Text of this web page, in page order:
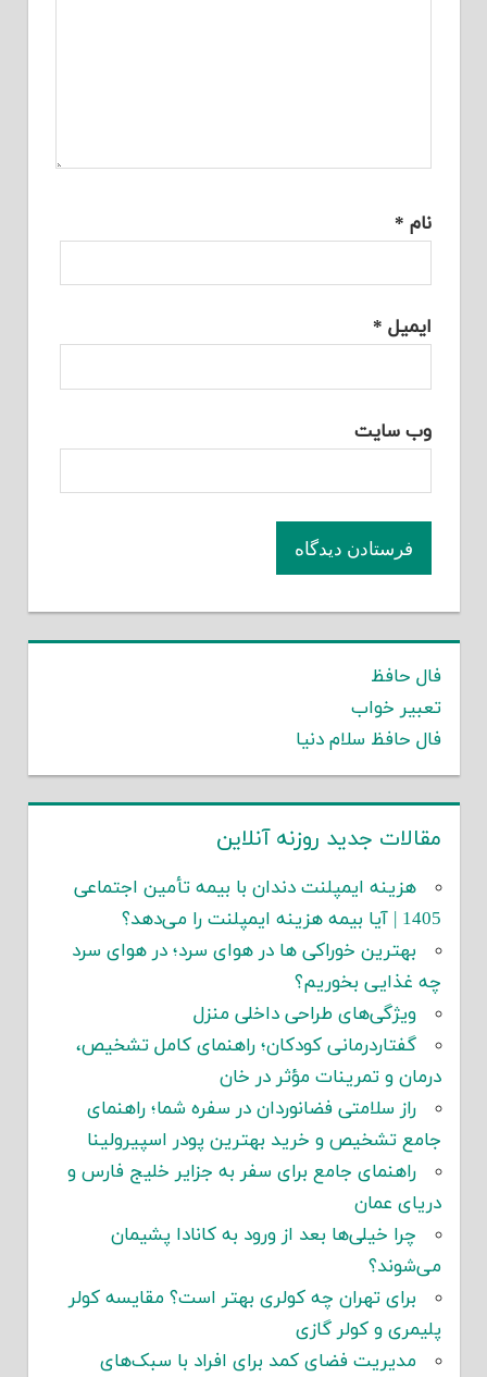
نام *
ایمیل *
وب‌ سایت
فال حافظ
تعبیر خواب
فال حافظ سلام دنیا
مقالات جدید روزنه آنلاین
هزینه ایمپلنت دندان با بیمه تأمین اجتماعی
1405 | آیا بیمه هزینه ایمپلنت را می‌دهد؟
بهترین خوراکی ها در هوای سرد؛ در هوای سرد
چه غذایی بخوریم؟
ویژگی‌های طراحی داخلی منزل
گفتاردرمانی کودکان؛ راهنمای کامل تشخیص،
درمان و تمرینات مؤثر در خان
راز سلامتی فضانوردان در سفره شما؛ راهنمای
جامع تشخیص و خرید بهترین پودر اسپیرولینا
راهنمای جامع برای سفر به جزایر خلیج فارس و
دریای عمان
چرا خیلی‌ها بعد از ورود به کانادا پشیمان
می‌شوند؟
برای تهران چه کولری بهتر است؟ مقایسه کولر
پلیمری و کولر گازی
مدیریت فضای کمد برای افراد با سبک‌های